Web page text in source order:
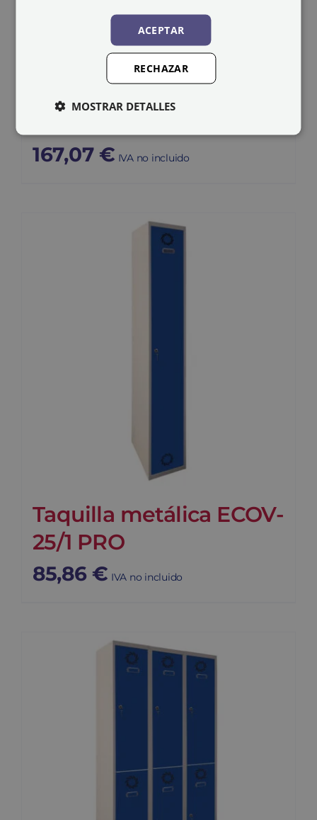
Taquilla metálica ECOV-
167,07 € IVA no incluido
Taquilla metálica ECOV-
25/1 PRO
85,86 € IVA no incluido
ACEPTAR
RECHAZAR
MOSTRAR DETALLES